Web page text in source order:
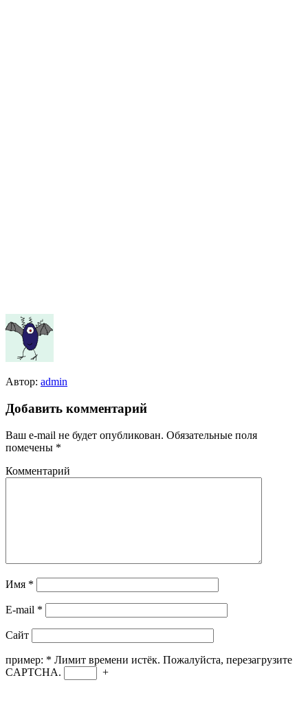
Автор: admin
Добавить комментарий
Ваш e-mail не будет опубликован. Обязательные поля
помечены *
Комментарий
Имя *
E-mail *
Сайт
пример: * Лимит времени истёк. Пожалуйста, перезагрузите
CAPTCHA.
+